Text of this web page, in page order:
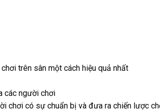
trên sân một cách hiệu quả nhất
các người chơi
chơi có sự chuẩn bị và đưa ra chiến lược